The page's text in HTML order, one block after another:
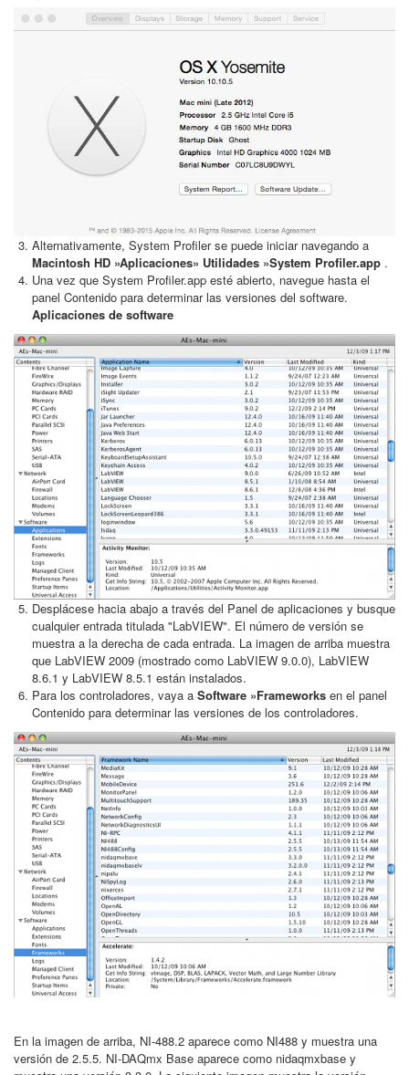
Alternativamente, System Profiler se puede iniciar navegando a
Macintosh HD »Aplicaciones» Utilidades »System Profiler.app .
Una vez que System Profiler.app esté abierto, navegue hasta el
panel Contenido para determinar las versiones del software.
Aplicaciones de software
Desplácese hacia abajo a través del Panel de aplicaciones y busque
cualquier entrada titulada "LabVIEW". El número de versión se
muestra a la derecha de cada entrada. La imagen de arriba muestra
que LabVIEW 2009 (mostrado como LabVIEW 9.0.0), LabVIEW
8.6.1 y LabVIEW 8.5.1 están instalados.
Para los controladores, vaya a Software »Frameworks en el panel
Contenido para determinar las versiones de los controladores.
En la imagen de arriba, NI-488.2 aparece como NI488 y muestra una
versión de 2.5.5. NI-DAQmx Base aparece como nidaqmxbase y